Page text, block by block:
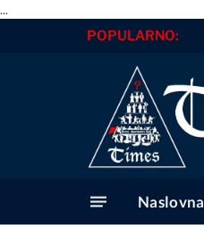
...
POPULARNO:
Naslovna